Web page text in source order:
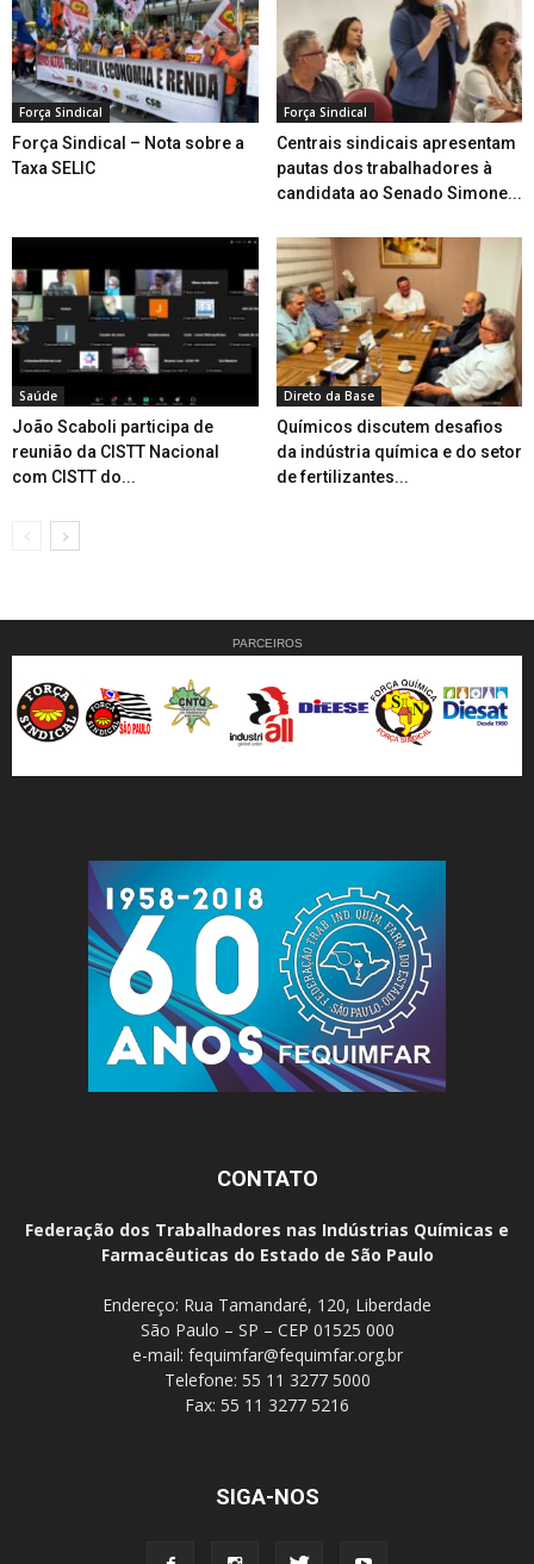
Força Sindical
Força Sindical – Nota sobre a
Taxa SELIC
Força Sindical
Centrais sindicais apresentam
pautas dos trabalhadores à
candidata ao Senado Simone...
Saúde
João Scaboli participa de
reunião da CISTT Nacional
com CISTT do...
Direto da Base
Químicos discutem desafios
da indústria química e do setor
de fertilizantes...
PARCEIROS
CONTATO
Federação dos Trabalhadores nas Indústrias Químicas e
Farmacêuticas do Estado de São Paulo
Endereço: Rua Tamandaré, 120, Liberdade
São Paulo – SP – CEP 01525 000
e-mail: fequimfar@fequimfar.org.br
Telefone: 55 11 3277 5000
Fax: 55 11 3277 5216
SIGA-NOS